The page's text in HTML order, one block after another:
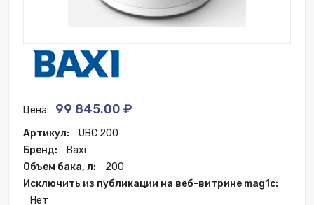
Цена: 99 845.00 ₽
Артикул:
UBC 200
Бренд:
Baxi
Объем бака, л:
200
Исключить из публикации на веб-витрине mag1c:
Нет